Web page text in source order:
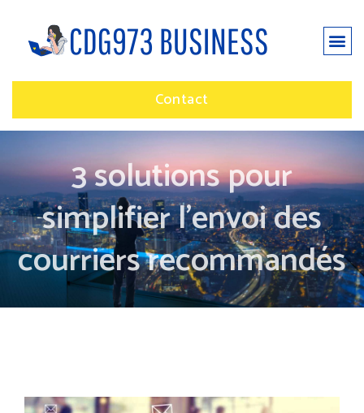
Contact
3 solutions pour
simplifier l’envoi des
courriers recommandés